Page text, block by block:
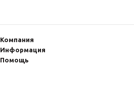
Компания
Информация
Помощь